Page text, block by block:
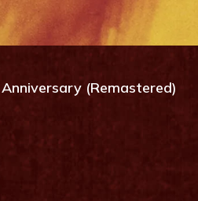
(Remastered)